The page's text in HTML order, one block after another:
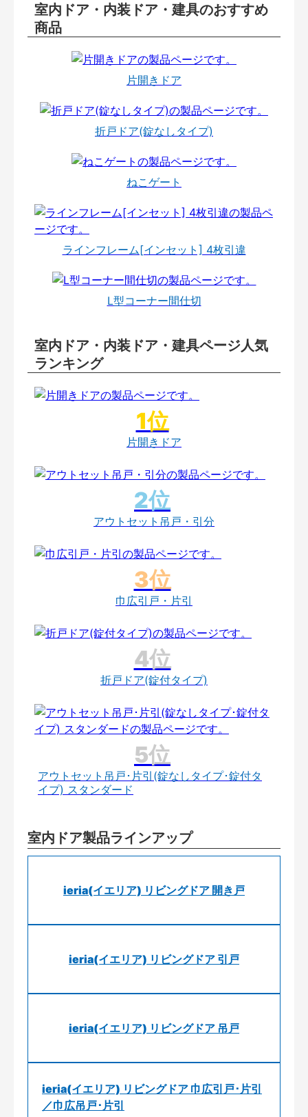
室内ドア・内装ドア・建具のおすすめ
商品
片開きドア
折戸ドア(錠なしタイプ)
ねこゲート
ラインフレーム[インセット] 4枚引違
L型コーナー間仕切
室内ドア・内装ドア・建具ページ人気
ランキング
片開きドア
アウトセット吊戸・引分
巾広引戸・片引
折戸ドア(錠付タイプ)
アウトセット吊戸･片引(錠なしタイプ･錠付タ
イプ) スタンダード
室内ドア製品ラインアップ
ieria(イエリア) リビングドア 開き戸
ieria(イエリア) リビングドア 引戸
ieria(イエリア) リビングドア 吊戸
ieria(イエリア) リビングドア 巾広引戸･片引
／巾広吊戸･片引